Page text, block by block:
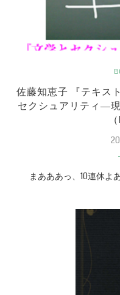
佐藤知恵子 『テキス
セクシュアリティ―
まあああっ、10連休よ